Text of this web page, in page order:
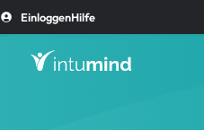
EinloggenHilfe